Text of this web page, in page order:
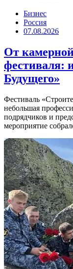
Бизнес
Россия
07.08.2026
От камерной
фестиваля:
Будущего»
Фестиваль
небольшая
подрядчиков и
мероприятие